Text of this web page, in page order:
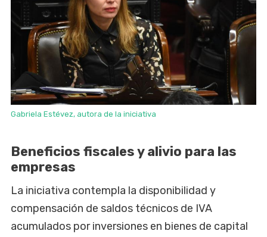
Gabriela Estévez, autora de la iniciativa
Beneficios fiscales y alivio para las
empresas
La iniciativa contempla la disponibilidad y
compensación de saldos técnicos de IVA
acumulados por inversiones en bienes de capital